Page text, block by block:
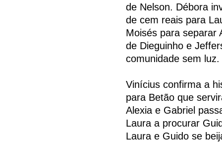
de Nelson. Débora
de cem reais para
Moisés para separar
de Dieguinho e
comunidade sem luz.
Vinícius confirma a
para Betão que
Alexia e Gabriel
Laura a procurar
Laura e Guido se